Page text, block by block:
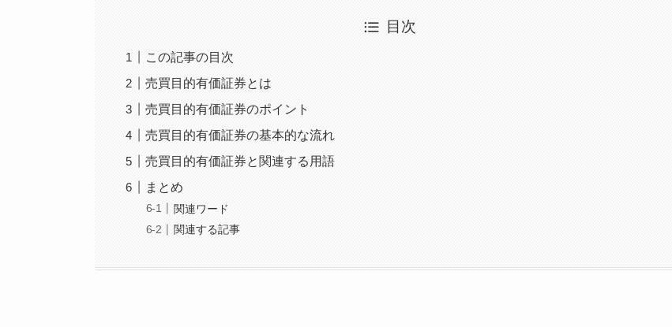
目次
この記事の目次
売買目的有価証券とは
売買目的有価証券のポイント
売買目的有価証券の基本的な流れ
売買目的有価証券と関連する用語
まとめ
関連ワード
関連する記事